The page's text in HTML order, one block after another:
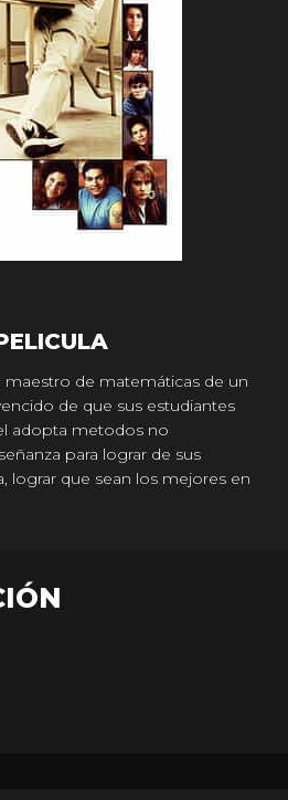
maestro de matemáticas de un
de que sus estudiantes
adopta metodos no
para lograr de sus
lograr que sean los mejores en